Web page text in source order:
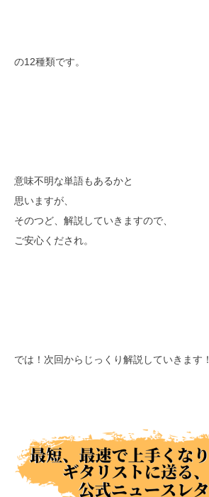
の12種類です。
意味不明な単語もあるかと
思いますが、
そのつど、解説していきますので、
ご安心くだされ。
では！次回からじっくり解説していきます！